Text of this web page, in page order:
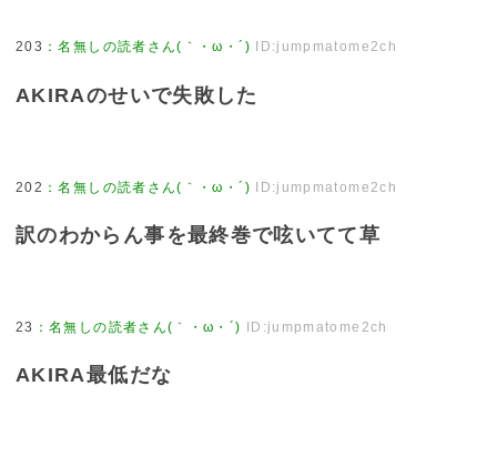
203 ：名無しの読者さん(｀・ω・´) ID:jumpmatome2ch
AKIRAのせいで失敗した
202 ：名無しの読者さん(｀・ω・´) ID:jumpmatome2ch
訳のわからん事を最終巻で呟いてて草
23 ：名無しの読者さん(｀・ω・´) ID:jumpmatome2ch
AKIRA最低だな